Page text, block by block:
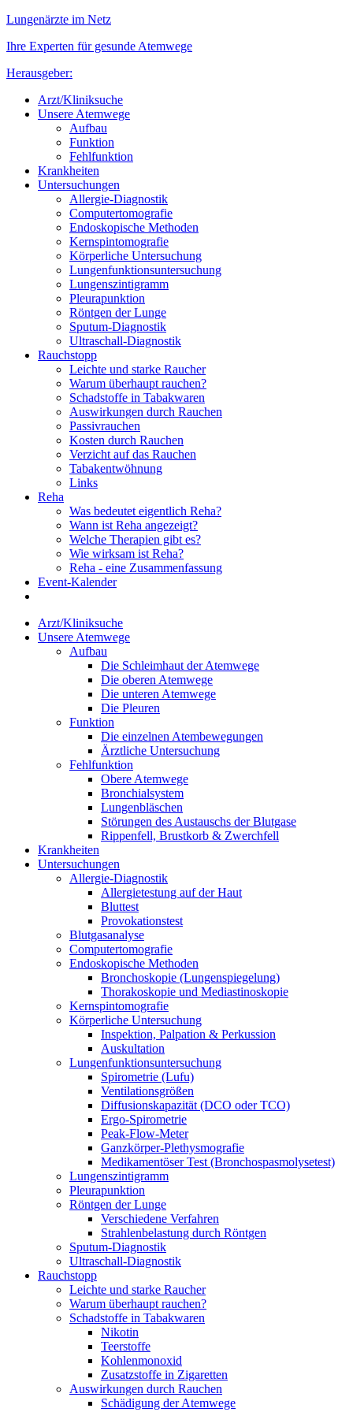
Lungenärzte im Netz
Ihre Experten für gesunde Atemwege
Herausgeber:
Arzt/Kliniksuche
Unsere Atemwege
Aufbau
Funktion
Fehlfunktion
Krankheiten
Untersuchungen
Allergie-Diagnostik
Computertomografie
Endoskopische Methoden
Kernspintomografie
Körperliche Untersuchung
Lungenfunktionsuntersuchung
Lungenszintigramm
Pleurapunktion
Röntgen der Lunge
Sputum-Diagnostik
Ultraschall-Diagnostik
Rauchstopp
Leichte und starke Raucher
Warum überhaupt rauchen?
Schadstoffe in Tabakwaren
Auswirkungen durch Rauchen
Passivrauchen
Kosten durch Rauchen
Verzicht auf das Rauchen
Tabakentwöhnung
Links
Reha
Was bedeutet eigentlich Reha?
Wann ist Reha angezeigt?
Welche Therapien gibt es?
Wie wirksam ist Reha?
Reha - eine Zusammenfassung
Event-Kalender
Arzt/Kliniksuche
Unsere Atemwege
Aufbau
Die Schleimhaut der Atemwege
Die oberen Atemwege
Die unteren Atemwege
Die Pleuren
Funktion
Die einzelnen Atembewegungen
Ärztliche Untersuchung
Fehlfunktion
Obere Atemwege
Bronchialsystem
Lungenbläschen
Störungen des Austauschs der Blutgase
Rippenfell, Brustkorb & Zwerchfell
Krankheiten
Untersuchungen
Allergie-Diagnostik
Allergietestung auf der Haut
Bluttest
Provokationstest
Blutgasanalyse
Computertomografie
Endoskopische Methoden
Bronchoskopie (Lungenspiegelung)
Thorakoskopie und Mediastinoskopie
Kernspintomografie
Körperliche Untersuchung
Inspektion, Palpation & Perkussion
Auskultation
Lungenfunktionsuntersuchung
Spirometrie (Lufu)
Ventilationsgrößen
Diffusionskapazität (DCO oder TCO)
Ergo-Spirometrie
Peak-Flow-Meter
Ganzkörper-Plethysmografie
Medikamentöser Test (Bronchospasmolysetest)
Lungenszintigramm
Pleurapunktion
Röntgen der Lunge
Verschiedene Verfahren
Strahlenbelastung durch Röntgen
Sputum-Diagnostik
Ultraschall-Diagnostik
Rauchstopp
Leichte und starke Raucher
Warum überhaupt rauchen?
Schadstoffe in Tabakwaren
Nikotin
Teerstoffe
Kohlenmonoxid
Zusatzstoffe in Zigaretten
Auswirkungen durch Rauchen
Schädigung der Atemwege